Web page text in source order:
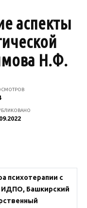
аспекты
Н.Ф.
психотерапии с
ИДПО, Башкирский